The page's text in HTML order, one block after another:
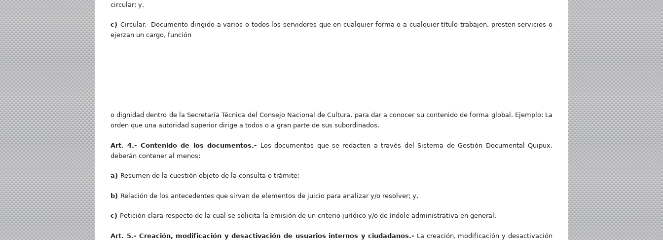
circular; y,
c) Circular.- Documento dirigido a varios o todos los servidores que en cualquier forma o a cualquier título trabajen, presten servicios o
ejerzan un cargo, función
o dignidad dentro de la Secretaría Técnica del Consejo Nacional de Cultura, para dar a conocer su contenido de forma global. Ejemplo: La
orden que una autoridad superior dirige a todos o a gran parte de sus subordinados.
Art. 4.- Contenido de los documentos.- Los documentos que se redacten a través del Sistema de Gestión Documental Quipux,
deberán contener al menos:
a) Resumen de la cuestión objeto de la consulta o trámite;
b) Relación de los antecedentes que sirvan de elementos de juicio para analizar y/o resolver; y,
c) Petición clara respecto de la cual se solicita la emisión de un criterio jurídico y/o de índole administrativa en general.
Art. 5.- Creación, modificación y desactivación de usuarios internos y ciudadanos.- La creación, modificación y desactivación